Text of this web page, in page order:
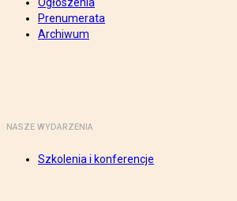
Prenumerata
Archiwum
NASZE WYDARZENIA
Szkolenia i konferencje